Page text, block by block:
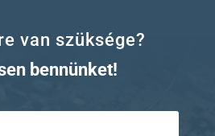
van szüksége?
bennünket!